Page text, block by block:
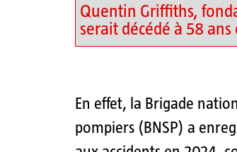
Quentin Griffiths,
serait décédé à 58
En effet, la Brigade
pompiers (BNSP) a